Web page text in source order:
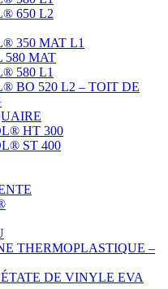
650 L2
350 MAT L1
580 MAT
580 L1
BO 520 L2 – TOIT DE
HT 300
ST 400
THERMOPLASTIQUE –
DE VINYLE EVA